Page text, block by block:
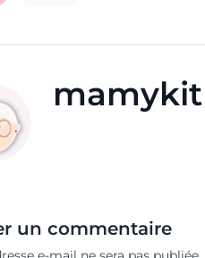
mamykit
un commentaire